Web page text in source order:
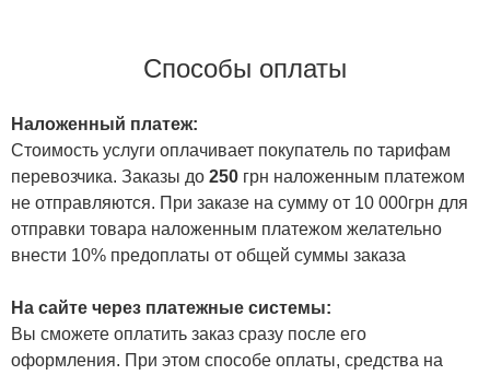
Способы оплаты
Наложенный платеж:
Стоимость услуги оплачивает покупатель по тарифам
перевозчика. Заказы до 250 грн наложенным платежом
не отправляются. При заказе на сумму от 10 000грн для
отправки товара наложенным платежом желательно
внести 10% предоплаты от общей суммы заказа
На сайте через платежные системы:
Вы сможете оплатить заказ сразу после его
оформления. При этом способе оплаты, средства на